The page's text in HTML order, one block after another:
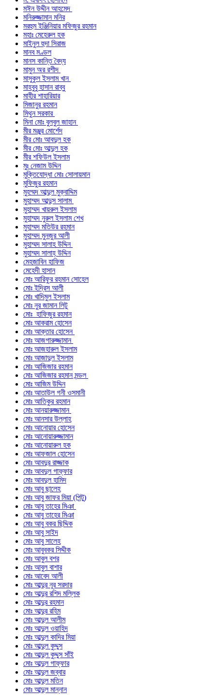
মঈন উদ্দীন আহমেদ
মনিরুজ্জামান মনির
মরহুম ইঞ্জিনিয়ার মফিজুর রহমান
মহাঃ মেহেরুল হক
মাইনুল হুদা সিরাজ
মানব মণ্ডল
মানস কান্তি বৈদ্য
মামুন অর রশীদ
মাসুকুল ইসলাম খান
মাহবুবু হাসান রাব্বু
মাহীর শাহারিয়ার
মিজানুর রহমান
মিথুন সরকার
মিনা মোঃ বুলবুল জাহান
মীর মঞ্জুর মোর্শেদ
মীর মোঃ আবদুল হক
মীর মোঃ আব্দুল হক
মীর শফিউল ইসলাম
মুঃ নেজাম উদ্দিন
মুক্তিযোদ্ধা মোঃ সোলায়মান
মুফিজুর রহমান
মুহম্মদ আব্দুল মুক্বাদ্দিম
মুহাম্মদ আব্দুস সালাম
মুহাম্মদ খায়রুল ইসলাম
মুহাম্মদ নুরুল ইসলাম শেখ
মুহাম্মদ মতিউর রহমান
মুহাম্মদ মুনজুর আলী
মুহাম্মদ সালাহ উদ্দিন
মুহাম্মদ সালাহ্ উদ্দিন
মেহজাবিন হাফিজ
মেহেদী হাসান
মোঃ আরিফুর রহমান সোহেল
মোঃ ইদ্রিস আলী
মোঃ খাদিমুল ইসলাম
মোঃ নুর জামান লিটু
মোঃ হাফিজুর রহমান
মোঃ আকরাম হোসেন
মোঃ আক্তার হোসেন
মোঃ আজগারুজ্জামান
মোঃ আজহারুল ইসলাম
মোঃ আজাদুল ইসলাম
মোঃ আজিজার রহমান
মোঃ আজিজার রহমান মন্ডল
মোঃ আজিম উদ্দিন
মোঃ আতাউল গনী ওসমানী
মোঃ আতিকুর রহমান
মোঃ আনয়ারুজ্জামান
মোঃ আনসার উল্লাহ
মোঃ আনোয়ার হোসেন
মোঃ আনোয়ারুজ্জামান
মোঃ আনোয়ারুল হক
মোঃ আফজাল হোসেন
মোঃ আবদুর রাজ্জাক
মোঃ আবদুল গাফ্‌ফার
মোঃ আবদুল হামিদ
মোঃ আবু ছালেহ
মোঃ আবু জাফর মিয়া (পিন্টু)
মোঃ আবু তাহের মিঞা
মোঃ আবু তাহের মিঞা
মোঃ আবু বকর ছিদ্দিক
মোঃ আবু সাইদ
মোঃ আবু সালেহ
মোঃ আবুবকর সিদ্দীক
মোঃ আবুল বশর
মোঃ আবুল বাশার
মোঃ আবেদ আলী
মোঃ আব্দুর নূর সরদার
মোঃ আব্দুর রশিদ মল্লিক
মোঃ আব্দুর রহমান
মোঃ আব্দুর রহিম
মোঃ আব্দুল আলীম
মোঃ আব্দুল ওয়াহিদ
মোঃ আব্দুল কাদির মিয়া
মোঃ আব্দুল কুদ্দুস
মোঃ আব্দুল কুদ্দুস সাঁই
মোঃ আব্দুল গাফ্ফার
মোঃ আব্দুল জব্বার
মোঃ আব্দুল মতিন
মোঃ আব্দুল মান্নান